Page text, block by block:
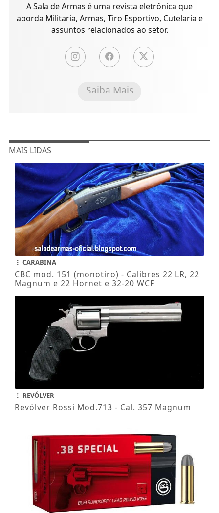
A Sala de Armas é uma revista eletrônica que
aborda Militaria, Armas, Tiro Esportivo, Cutelaria e
assuntos relacionados ao setor.
Saiba Mais
MAIS LIDAS
CARABINA
CBC mod. 151 (monotiro) - Calibres 22 LR, 22
Magnum e 22 Hornet e 32-20 WCF
REVÓLVER
Revólver Rossi Mod.713 - Cal. 357 Magnum